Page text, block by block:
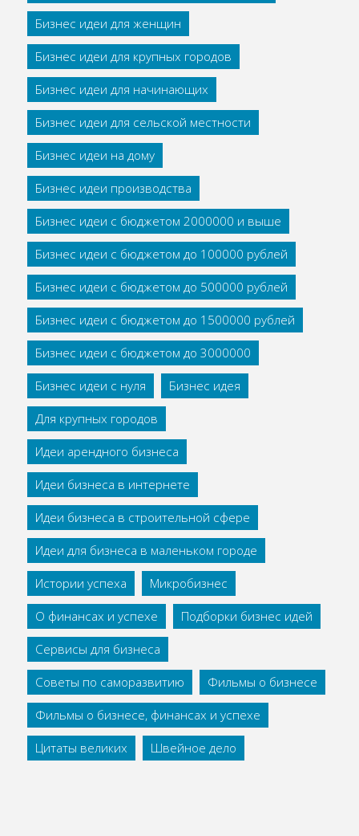
Бизнес идеи для женщин
Бизнес идеи для крупных городов
Бизнес идеи для начинающих
Бизнес идеи для сельской местности
Бизнес идеи на дому
Бизнес идеи производства
Бизнес идеи с бюджетом 2000000 и выше
Бизнес идеи с бюджетом до 100000 рублей
Бизнес идеи с бюджетом до 500000 рублей
Бизнес идеи с бюджетом до 1500000 рублей
Бизнес идеи с бюджетом до 3000000
Бизнес идеи с нуля
Бизнес идея
Для крупных городов
Идеи арендного бизнеса
Идеи бизнеса в интернете
Идеи бизнеса в строительной сфере
Идеи для бизнеса в маленьком городе
Истории успеха
Микробизнес
О финансах и успехе
Подборки бизнес идей
Сервисы для бизнеса
Советы по саморазвитию
Фильмы о бизнесе
Фильмы о бизнесе, финансах и успехе
Цитаты великих
Швейное дело